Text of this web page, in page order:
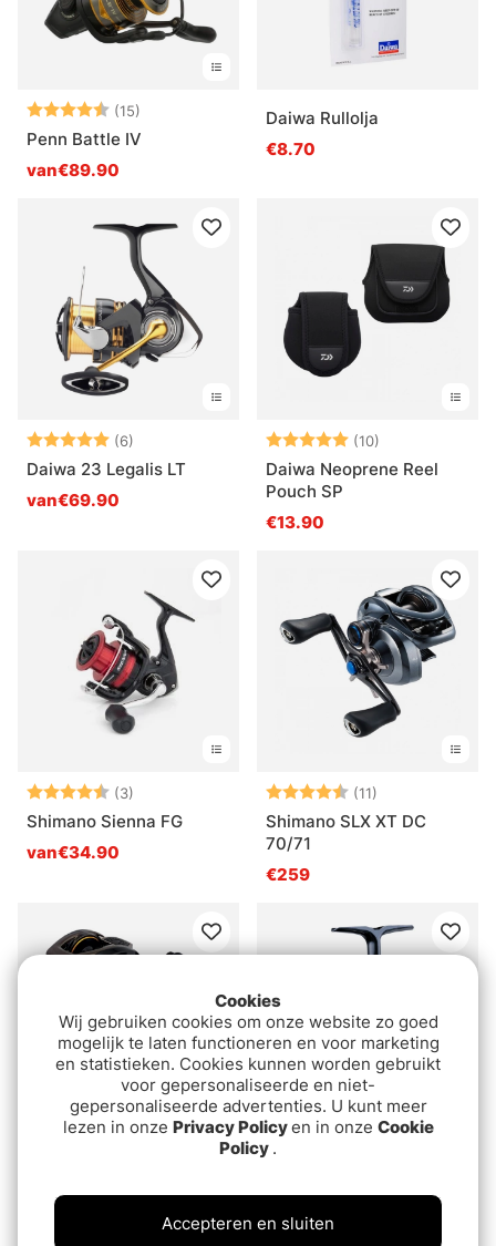
Beoordeling:
(15)
Penn Battle IV
van€89.90
Daiwa Rullolja
€8.70
Beoordeling:
(6)
Daiwa 23 Legalis LT
van€69.90
Beoordeling:
(10)
Daiwa Neoprene Reel
Pouch SP
€13.90
Beoordeling:
(3)
Shimano Sienna FG
van€34.90
Beoordeling:
(11)
Shimano SLX XT DC
70/71
€259
4.8 uit 5 sterren
Reel
Beoordeling:
Cookies
Wij gebruiken cookies om onze website zo goed
mogelijk te laten functioneren en voor marketing
en statistieken. Cookies kunnen worden gebruikt
voor gepersonaliseerde en niet-
gepersonaliseerde advertenties. U kunt meer
lezen in onze Privacy Policyen in onze Cookie
Policy .
Accepteren en sluiten